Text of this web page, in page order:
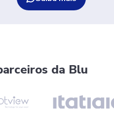
da Blu